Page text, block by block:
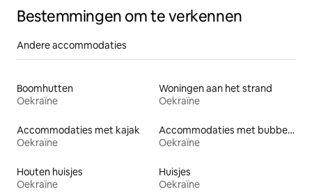
Bestemmingen om te verkennen
Andere accommodaties
Boomhutten
Oekraïne
Woningen aan het strand
Oekraïne
Accommodaties met kajak
Oekraïne
Accommodaties met bubbelbad
Oekraïne
Houten huisjes
Oekraïne
Huisjes
Oekraïne